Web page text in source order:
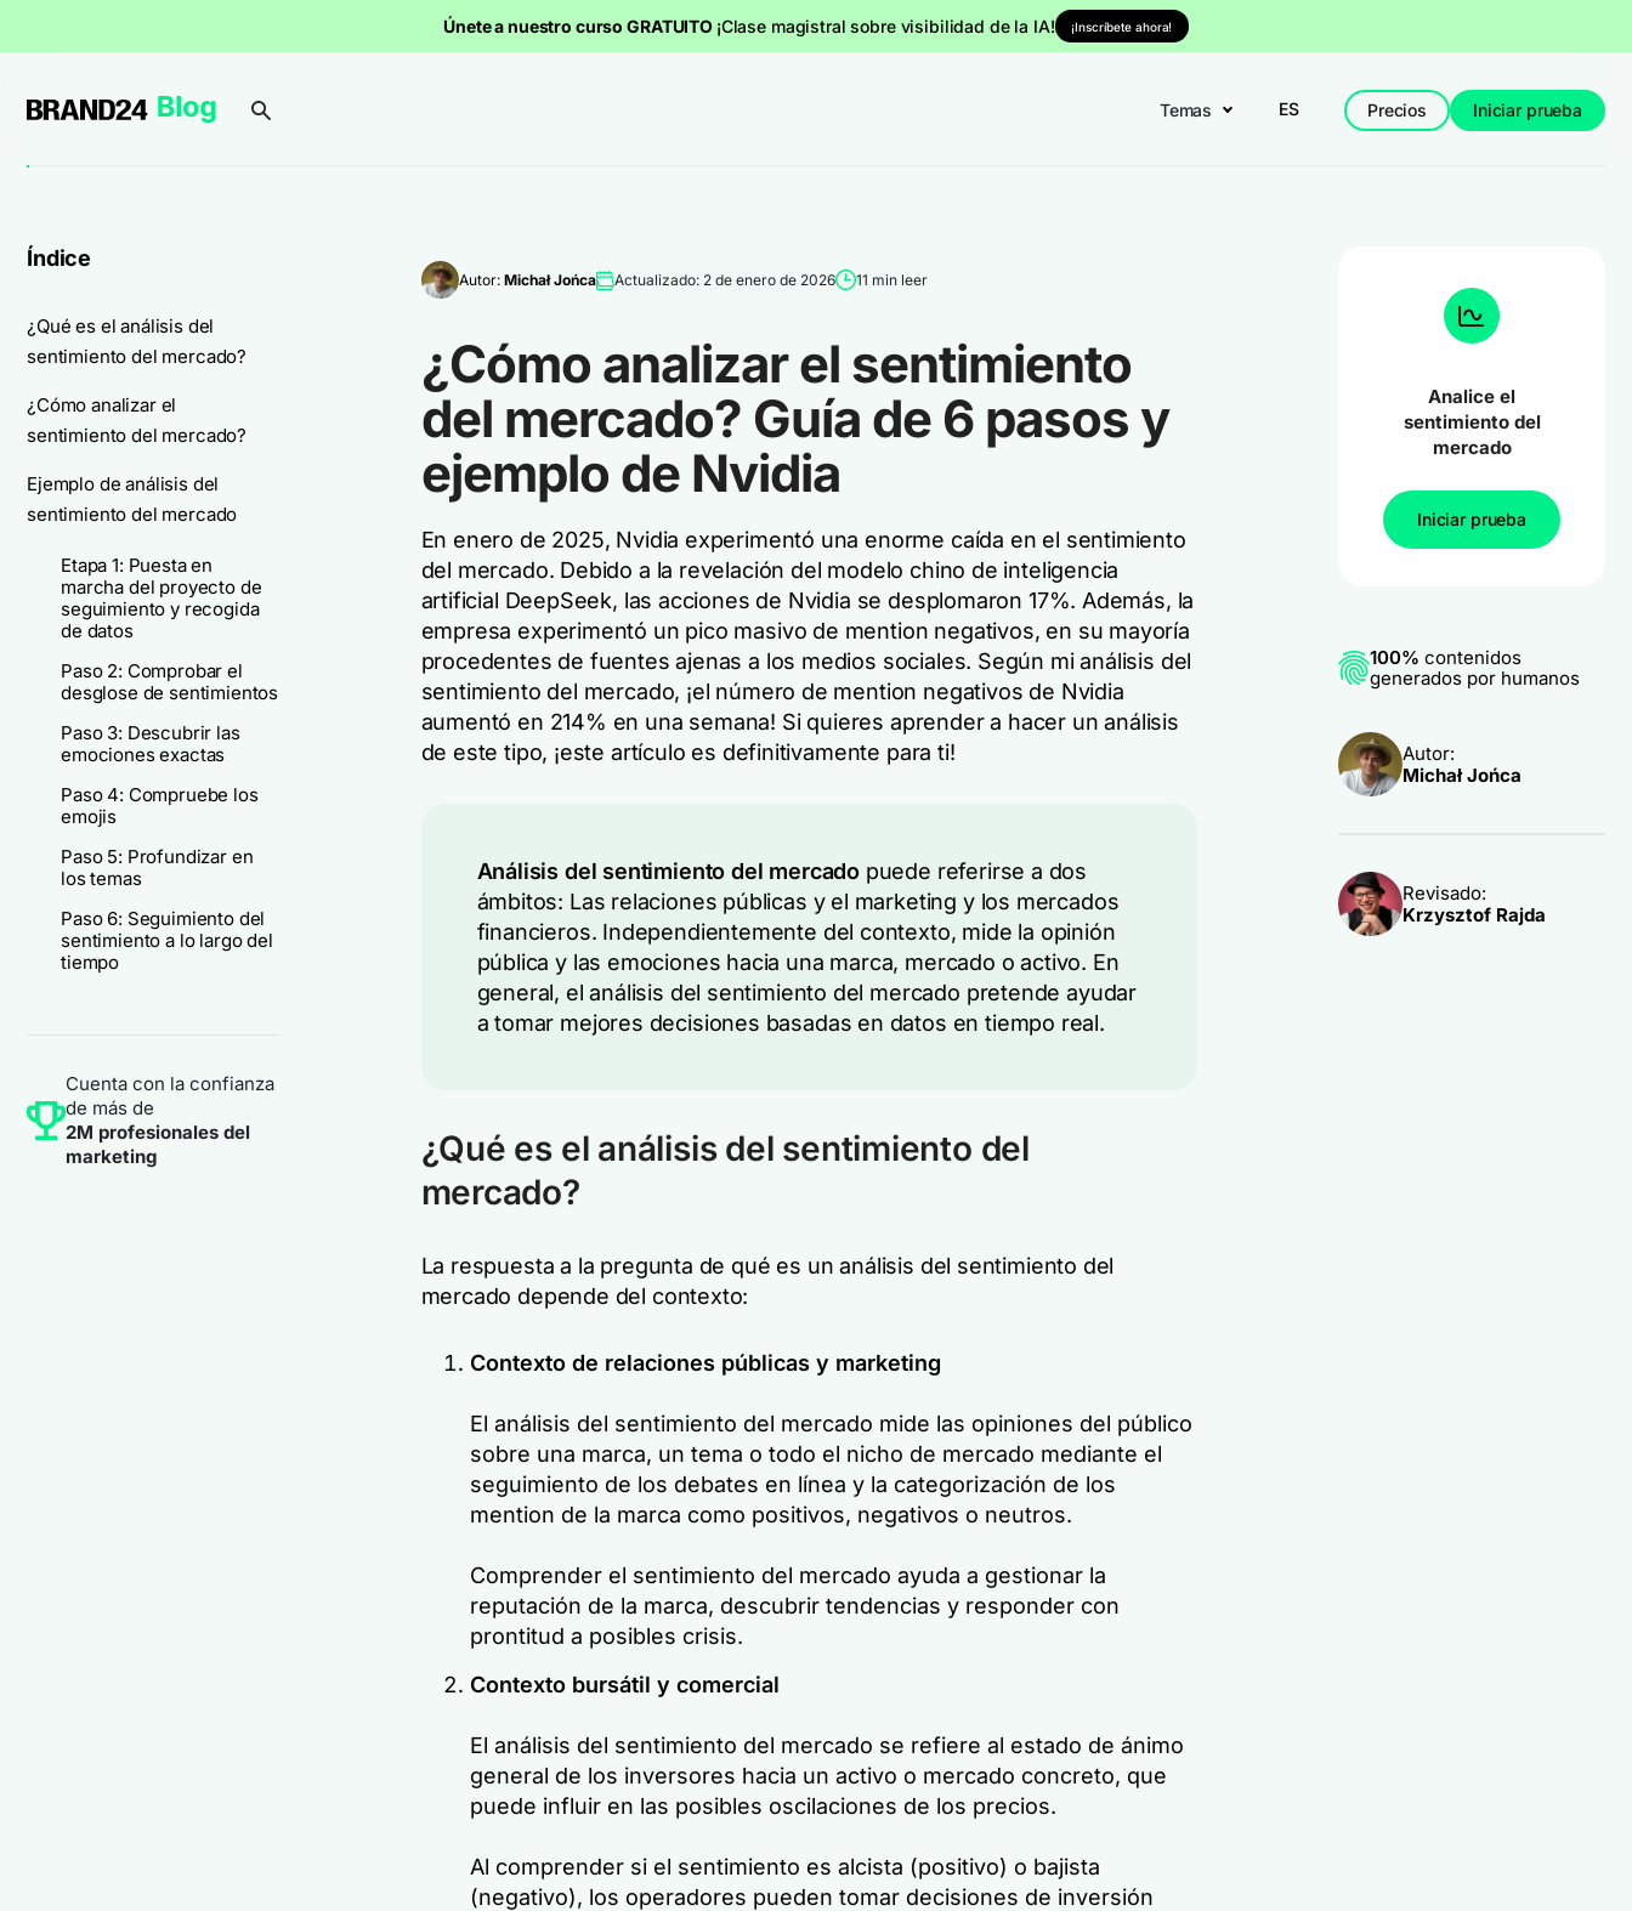
Únete a nuestro curso GRATUITO ¡Clase magistral sobre visibilidad de la IA! ¡Inscríbete ahora!
Temas ES Precios Iniciar prueba
Índice
¿Qué es el análisis del
sentimiento del mercado?
¿Cómo analizar el
sentimiento del mercado?
Ejemplo de análisis del
sentimiento del mercado
Etapa 1: Puesta en
marcha del proyecto de
seguimiento y recogida
de datos
Paso 2: Comprobar el
desglose de sentimientos
Paso 3: Descubrir las
emociones exactas
Paso 4: Compruebe los
emojis
Paso 5: Profundizar en
los temas
Paso 6: Seguimiento del
sentimiento a lo largo del
tiempo
Cuenta con la confianza
de más de
2M profesionales del
marketing
Autor: Michał Jońca Actualizado: 2 de enero de 2026 11 min leer
¿Cómo analizar el sentimiento
del mercado? Guía de 6 pasos y
ejemplo de Nvidia
En enero de 2025, Nvidia experimentó una enorme caída en el sentimiento
del mercado. Debido a la revelación del modelo chino de inteligencia
artificial DeepSeek, las acciones de Nvidia se desplomaron 17%. Además, la
empresa experimentó un pico masivo de mention negativos, en su mayoría
procedentes de fuentes ajenas a los medios sociales. Según mi análisis del
sentimiento del mercado, ¡el número de mention negativos de Nvidia
aumentó en 214% en una semana! Si quieres aprender a hacer un análisis
de este tipo, ¡este artículo es definitivamente para ti!
Análisis del sentimiento del mercado puede referirse a dos
ámbitos: Las relaciones públicas y el marketing y los mercados
financieros. Independientemente del contexto, mide la opinión
pública y las emociones hacia una marca, mercado o activo. En
general, el análisis del sentimiento del mercado pretende ayudar
a tomar mejores decisiones basadas en datos en tiempo real.
¿Qué es el análisis del sentimiento del
mercado?
La respuesta a la pregunta de qué es un análisis del sentimiento del
mercado depende del contexto:
Contexto de relaciones públicas y marketing
El análisis del sentimiento del mercado mide las opiniones del público
sobre una marca, un tema o todo el nicho de mercado mediante el
seguimiento de los debates en línea y la categorización de los
mention de la marca como positivos, negativos o neutros.
Comprender el sentimiento del mercado ayuda a gestionar la
reputación de la marca, descubrir tendencias y responder con
prontitud a posibles crisis.
Contexto bursátil y comercial
El análisis del sentimiento del mercado se refiere al estado de ánimo
general de los inversores hacia un activo o mercado concreto, que
puede influir en las posibles oscilaciones de los precios.
Al comprender si el sentimiento es alcista (positivo) o bajista
(negativo), los operadores pueden tomar decisiones de inversión
Analice el
sentimiento del
mercado
Iniciar prueba
100% contenidos
generados por humanos
Autor:
Michał Jońca
Revisado:
Krzysztof Rajda